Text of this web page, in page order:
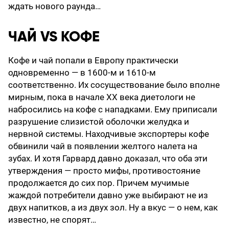
ждать нового раунда…
ЧАЙ VS КОФЕ
Кофе и чай попали в Европу практически
одновременно — в 1600-м и 1610-м
соответственно. Их сосуществование было вполне
мирным, пока в начале ХХ века диетологи не
набросились на кофе с нападками. Ему приписали
разрушение слизистой оболочки желудка и
нервной системы. Находчивые экспортеры кофе
обвинили чай в появлении желтого налета на
зубах. И хотя Гарвард давно доказал, что оба эти
утверждения — просто мифы, противостояние
продолжается до сих пор. Причем мучимые
жаждой потребители давно уже выбирают не из
двух напитков, а из двух зол. Ну а вкус — о нем, как
известно, не спорят…